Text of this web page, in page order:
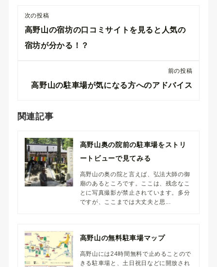
次の投稿
高野山の宿坊の口コミサイトを見ると人気の
宿坊が分かる！？
前の投稿
高野山の駐車場が気になる方へのアドバイス
関連記事
高野山奥の院前の駐車場をストリ
ートビューで見てみる
高野山の奥の院と言えば、弘法大師の御
廟のあるところです。ここは、残念なこ
とに写真撮影が禁止されています。多分
ですが、ここまでは大丈夫と思...
高野山の無料駐車場マップ
高野山には24時間無料で止めることので
きる駐車場と、土日祝日などに開放され